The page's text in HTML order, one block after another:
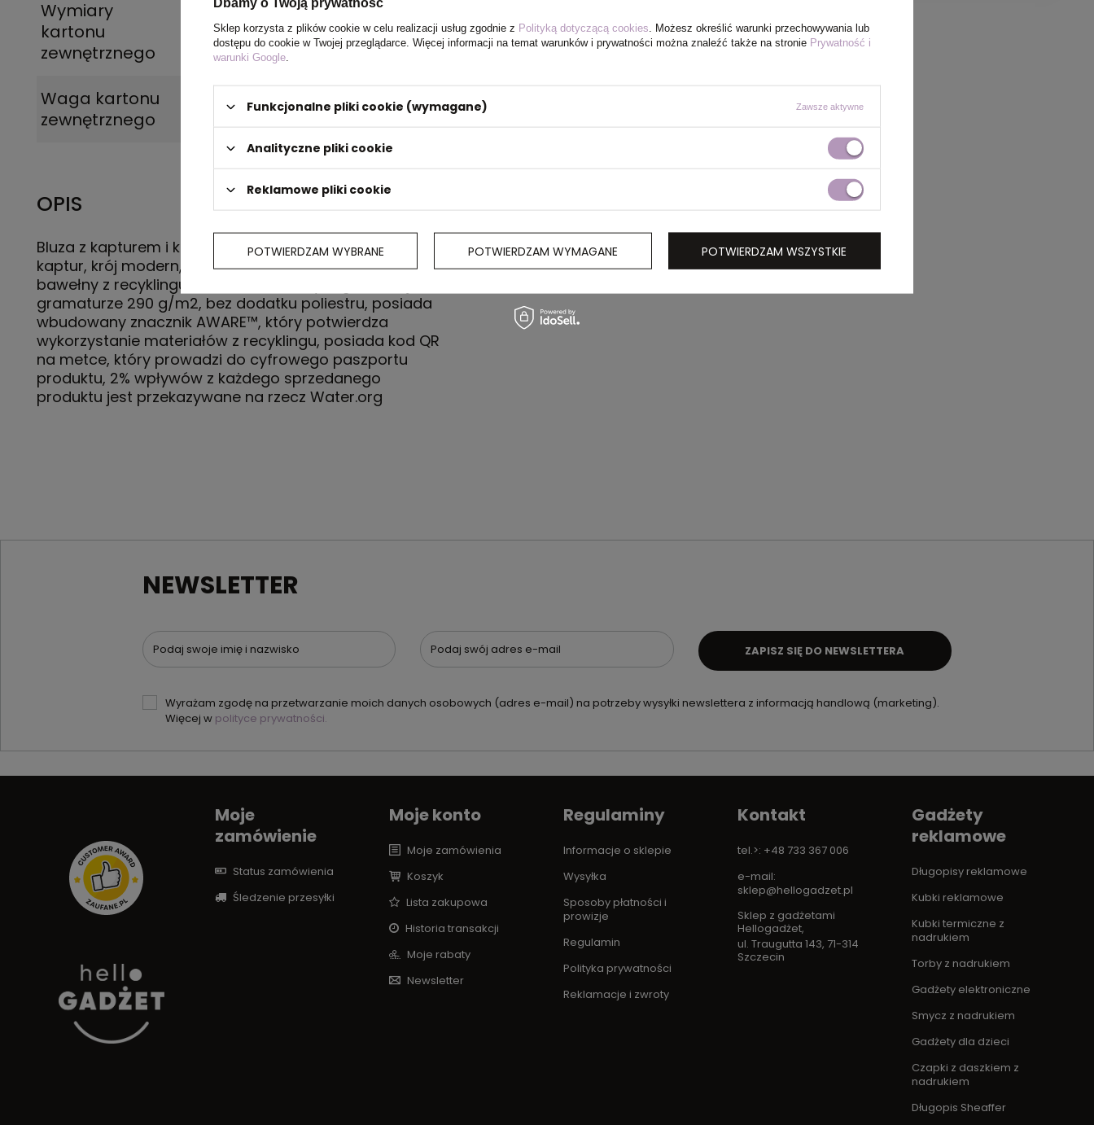
Wymiary
kartonu
zewnętrznego
60 x 40 x 35 cm
Waga kartonu
zewnętrznego
12,6
OPIS
Bluza z kapturem i kieszeniami, unisex, dwuwarstwowy
kaptur, krój modern, ściągacze, wykonana w 30% z
bawełny z recyklingu i w 70% z bawełny organicznej o
gramaturze 290 g/m2, bez dodatku poliestru, posiada
wbudowany znacznik AWARE™, który potwierdza
wykorzystanie materiałów z recyklingu, posiada kod QR
na metce, który prowadzi do cyfrowego paszportu
produktu, 2% wpływów z każdego sprzedanego
produktu jest przekazywane na rzecz Water.org
NEWSLETTER
Podaj swoje imię i nazwisko Podaj swój adres e-mail
Wyrażam zgodę na przetwarzanie moich danych osobowych (adres e-mail) na potrzeby wysyłki newslettera z informacją handlową (marketing).
Więcej w polityce prywatności.
ZAPISZ SIĘ DO NEWSLETTERA
Moje
zamówienie
Status zamówienia
Śledzenie przesyłki
Moje konto
Moje zamówienia
Koszyk
Lista zakupowa
Historia transakcji
Moje rabaty
Newsletter
Regulaminy
Informacje o sklepie
Wysyłka
Sposoby płatności i
prowizje
Regulamin
Polityka prywatności
Reklamacje i zwroty
Kontakt
tel.>: +48 733 367 006
e-mail:
sklep@hellogadzet.pl
Sklep z gadżetami
Hellogadżet,
ul. Traugutta 143, 71-314
Szczecin
Gadżety
reklamowe
Długopisy reklamowe
Kubki reklamowe
Kubki termiczne z
nadrukiem
Torby z nadrukiem
Gadżety elektroniczne
Smycz z nadrukiem
Gadżety dla dzieci
Czapki z daszkiem z
nadrukiem
Długopis Sheaffer
Sklep korzysta z plików cookie w celu realizacji usług zgodnie z Polityką dotyczącą cookies . Możesz określić warunki przechowywania lub
dostępu do cookie w Twojej przeglądarce. Więcej informacji na temat warunków i prywatności można znaleźć także na stronie Prywatność i
warunki Google
Funkcjonalne pliki cookie (wymagane) Zawsze aktywne
Analityczne pliki cookie
Reklamowe pliki cookie
POTWIERDZAM WYBRANE POTWIERDZAM WYMAGANE POTWIERDZAM WSZYSTKIE